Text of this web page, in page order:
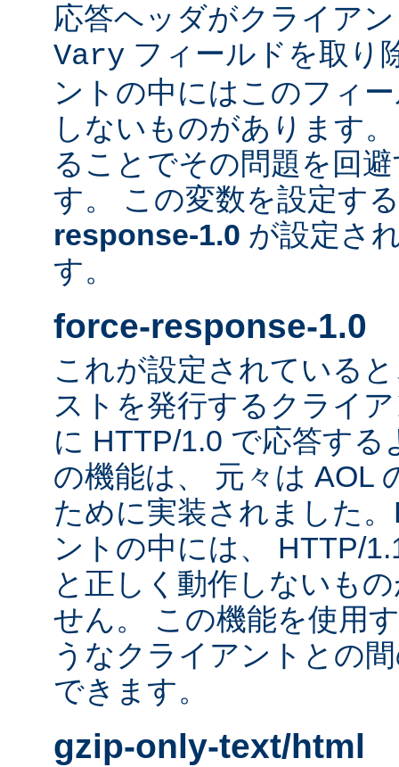
応答ヘッダがクライア
Vary フィールドを取り
ントの中にはこのフィ
しないものがあります
ることでその問題を回
す。 この変数を設定す
response-1.0 が設定さ
す。
force-response-1.0
これが設定されている
ストを発行するクライ
に HTTP/1.0 で応答す
の機能は、 元々は AOL
ために実装されました
ントの中には、 HTTP/
と正しく動作しないも
せん。 この機能を使用
うなクライアントとの
できます。
gzip-only-text/html